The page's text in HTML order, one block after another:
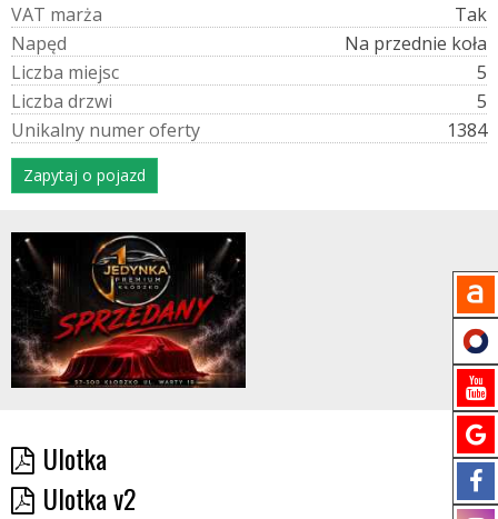
VAT marża
Tak
Napęd
Na przednie koła
Liczba miejsc
5
Liczba drzwi
5
Unikalny numeroferty 1384
Zapytaj o pojazd
Ulotka
Ulotka v2